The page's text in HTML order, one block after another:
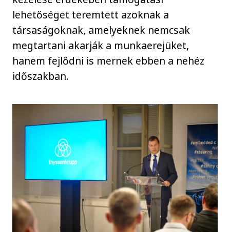
lehetőséget teremtett azoknak a
társaságoknak, amelyeknek nemcsak
megtartani akarják a munkaerejüket,
hanem fejlődni is mernek ebben a nehéz
időszakban.